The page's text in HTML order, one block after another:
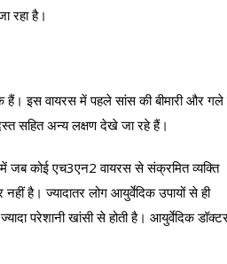
रहा है।
इस वायरस में पहले सांस की बीमारी और
सहित अन्य लक्षण देखे जा रहे हैं।
जब कोई एच3एन2 वायरस से संक्रमित व्यक्ति
है। ज्यादातर लोग आयुर्वेदिक उपायों से ही
परेशानी खांसी से होती है। आयुर्वेदिक